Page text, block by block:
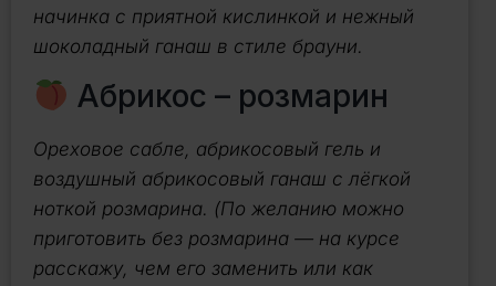
начинка с приятной кислинкой и нежный
шоколадный ганаш в стиле брауни.
Абрикос – розмарин
Ореховое сабле, абрикосовый гель и
воздушный абрикосовый ганаш с лёгкой
ноткой розмарина. (По желанию можно
приготовить без розмарина — на курсе
расскажу, чем его заменить или как